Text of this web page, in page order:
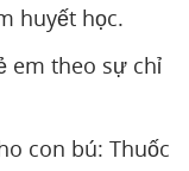
huyết học.
em theo sự chỉ
con bú: Thuốc